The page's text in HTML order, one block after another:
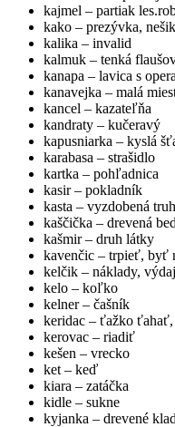
kajmel – partiak
kako – prezývka,
kalika – invalid
kalmuk – tenká
kanapa – lavica s
kanavejka – malá
kancel – kazateľňa
kandraty – kučeravý
kapusniarka – kyslá
karabasa – strašidlo
kartka – pohľadnica
kasir – pokladník
kasta – vyzdobená
kaščička – drevená
kašmir – druh látky
kavenčic – trpieť, byť
kelčik – náklady,
kelo – koľko
kelner – čašník
keridac – ťažko
kerovac – riadiť
kešen – vrecko
ket – keď
kiara – zatáčka
kidle – sukne
kyjanka – drevené